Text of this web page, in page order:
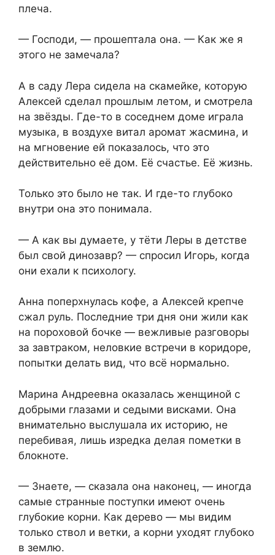
плеча.
— Господи, — прошептала она. — Как же я
этого не замечала?
А в саду Лера сидела на скамейке, которую
Алексей сделал прошлым летом, и смотрела
на звёзды. Где-то в соседнем доме играла
музыка, в воздухе витал аромат жасмина, и
на мгновение ей показалось, что это
действительно её дом. Её счастье. Её жизнь.
Только это было не так. И где-то глубоко
внутри она это понимала.
— А как вы думаете, у тёти Леры в детстве
был свой динозавр? — спросил Игорь, когда
они ехали к психологу.
Анна поперхнулась кофе, а Алексей крепче
сжал руль. Последние три дня они жили как
на пороховой бочке — вежливые разговоры
за завтраком, неловкие встречи в коридоре,
попытки делать вид, что всё нормально.
Марина Андреевна оказалась женщиной с
добрыми глазами и седыми висками. Она
внимательно выслушала их историю, не
перебивая, лишь изредка делая пометки в
блокноте.
— Знаете, — сказала она наконец, — иногда
самые странные поступки имеют очень
глубокие корни. Как дерево — мы видим
только ствол и ветки, а корни уходят глубоко
в землю.